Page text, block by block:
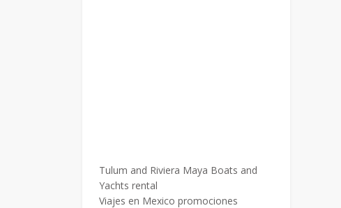
Tulum and Riviera Maya Boats and
Yachts rental
Viajes en Mexico promociones